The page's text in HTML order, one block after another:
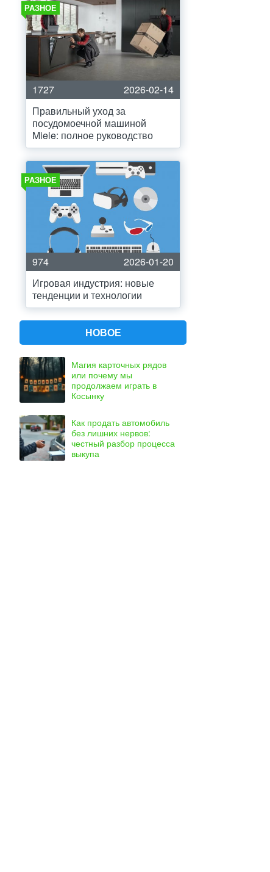
РАЗНОЕ
1727
2026-02-14
Правильный уход за
посудомоечной машиной
Miele: полное руководство
РАЗНОЕ
974
2026-01-20
Игровая индустрия: новые
тенденции и технологии
НОВОЕ
Магия карточных рядов
или почему мы
продолжаем играть в
Косынку
Как продать автомобиль
без лишних нервов:
честный разбор процесса
выкупа